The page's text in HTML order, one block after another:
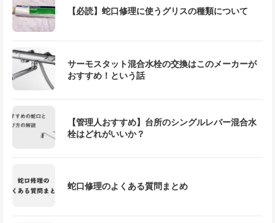
【必読】蛇口修理に使うグリスの種類について
サーモスタット混合水栓の交換はこのメーカーが
おすすめ！という話
【管理人おすすめ】台所のシングルレバー混合水
栓はどれがいいか？
蛇口修理のよくある質問まとめ